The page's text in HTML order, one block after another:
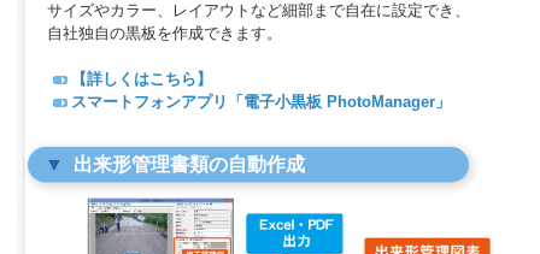
サイズやカラー、レイアウトなど細部まで自在に設定でき、
自社独自の黒板を作成できます。
【詳しくはこちら】
スマートフォンアプリ「電子小黒板 PhotoManager」
出来形管理書類の自動作成